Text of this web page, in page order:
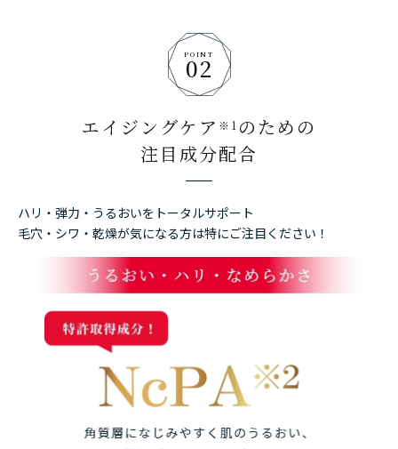
POINT
02
エイジングケア ※1 のための
注目成分配合
ハリ・弾力・うるおいをトータルサポート
毛穴・シワ・乾燥が気になる方は特にご注目ください！